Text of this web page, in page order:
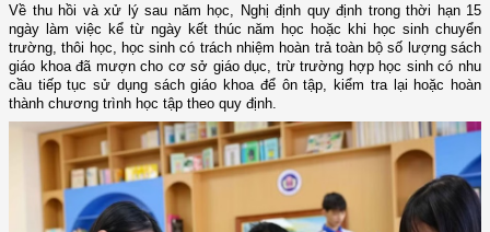
Về thu hồi và xử lý sau năm học, Nghị định quy định trong thời hạn 15
ngày làm việc kể từ ngày kết thúc năm học hoặc khi học sinh chuyển
trường, thôi học, học sinh có trách nhiệm hoàn trả toàn bộ số lượng sách
giáo khoa đã mượn cho cơ sở giáo dục, trừ trường hợp học sinh có nhu
cầu tiếp tục sử dụng sách giáo khoa để ôn tập, kiểm tra lại hoặc hoàn
thành chương trình học tập theo quy định.